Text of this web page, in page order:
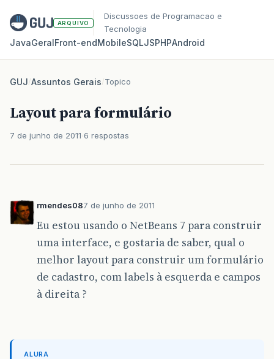
ARQUIVO
Discussoes de Programacao e
Tecnologia
JavaGeralFront‑endMobileSQLJSPHPAndroid
GUJ/Assuntos Gerais/Topico
Layout para formulário
7 de junho de 2011 6 respostas
rmendes087 de junho de 2011
Eu estou usando o NetBeans 7 para construir
uma interface, e gostaria de saber, qual o
melhor layout para construir um formulário
de cadastro, com labels à esquerda e campos
à direita ?
ALURA